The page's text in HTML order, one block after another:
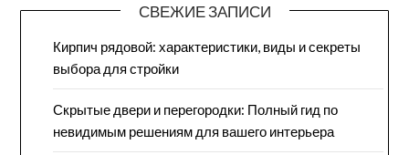
СВЕЖИЕ ЗАПИСИ
Кирпич рядовой: характеристики, виды и секреты
выбора для стройки
Скрытые двери и перегородки: Полный гид по
невидимым решениям для вашего интерьера